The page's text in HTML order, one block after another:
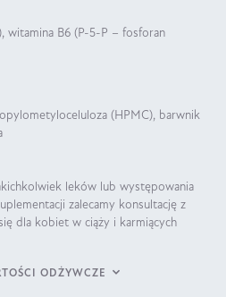
witamina B6 (P-5-P – fosforan
(HPMC), barwnik
leków lub występowania
zalecamy konsultację z
dla kobiet w ciąży i karmiących
ODŻYWCZE